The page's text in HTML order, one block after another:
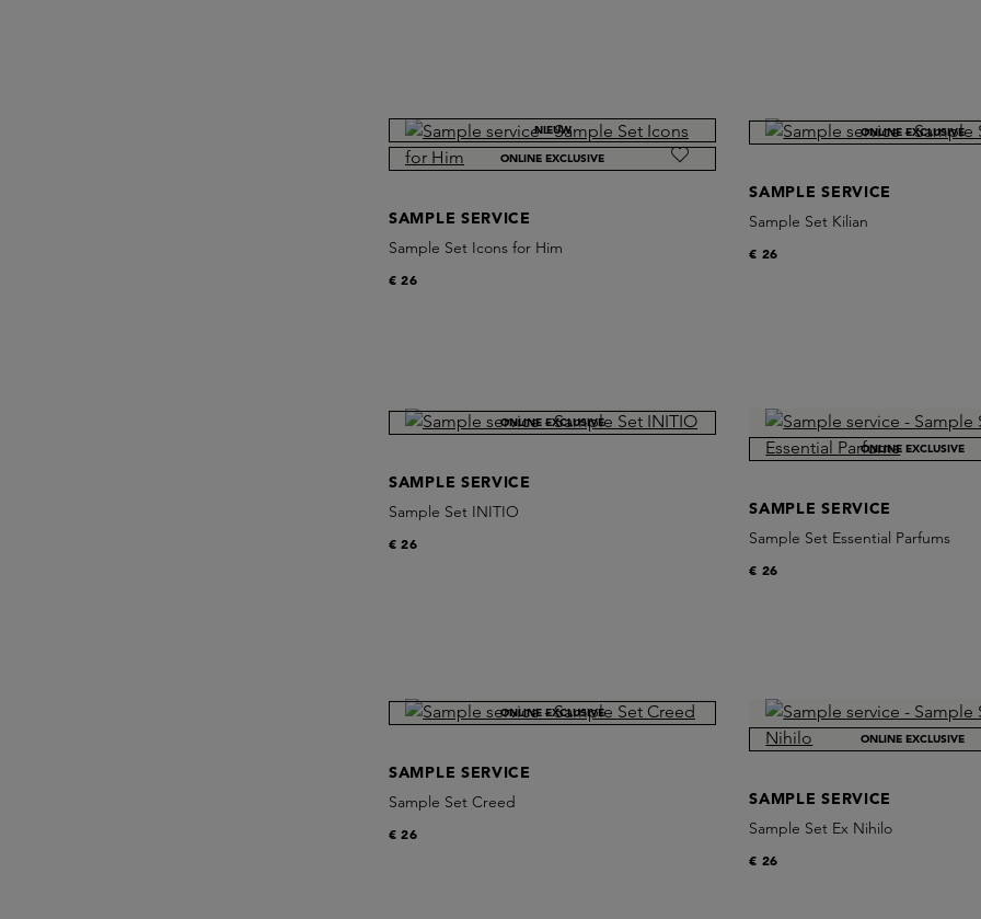
NIEUW
ONLINE EXCLUSIVE
SAMPLE SERVICE
Sample Set Icons for Him
€ 26
ONLINE EXCLUSIVE
SAMPLE SERVICE
Sample Set Kilian
€ 26
ONLINE EXCLUSIVE
SAMPLE SERVICE
Sample Set INITIO
€ 26
ONLINE EXCLUSIVE
SAMPLE SERVICE
Sample Set Essential Parfums
€ 26
ONLINE EXCLUSIVE
SAMPLE SERVICE
Sample Set Creed
€ 26
ONLINE EXCLUSIVE
SAMPLE SERVICE
Sample Set Ex Nihilo
€ 26